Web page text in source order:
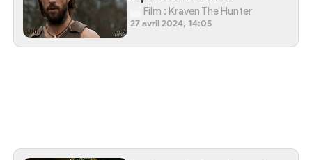
Film : Kraven The Hunter
27 avril 2024, 14:05